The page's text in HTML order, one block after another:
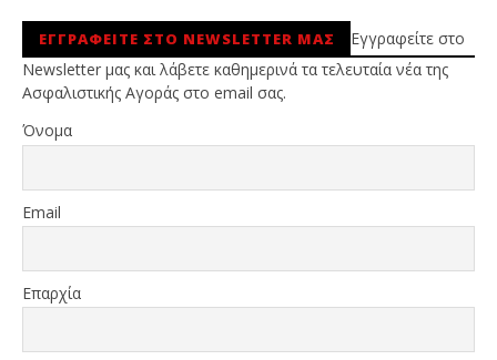
ΕΓΓΡΑΦΕΙΤΕ ΣΤΟ NEWSLETTER ΜΑΣ
Εγγραφείτε στο
Newsletter μας και λάβετε καθημερινά τα τελευταία νέα της
Ασφαλιστικής Αγοράς στο email σας.
Όνομα
Email
Επαρχία